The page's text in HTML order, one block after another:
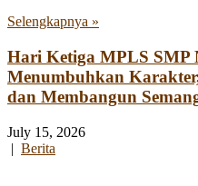
Selengkapnya »
Hari Ketiga MPLS SMP
Menumbuhkan
dan Membangun
July 15, 2026
| Berita